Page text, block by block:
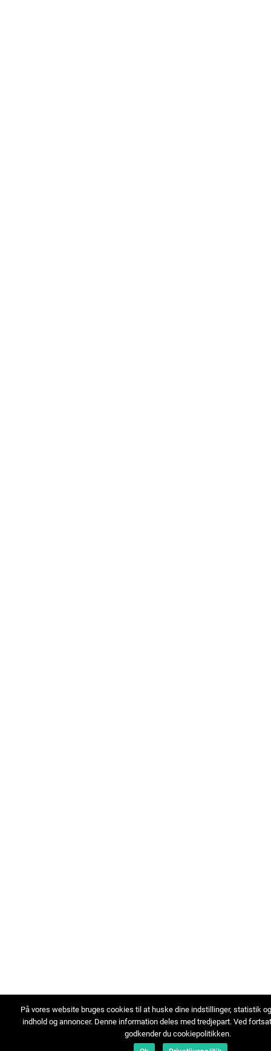
På vores website bruges cookies til at huske dine indstillinger, statistik
indhold og annoncer. Denne information deles med tredjepart. Ved
godkender du cookiepolitikken.